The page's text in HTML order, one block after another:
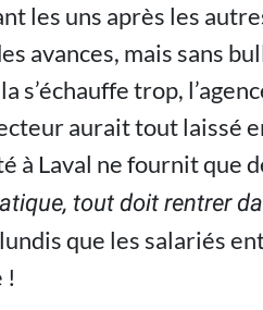
les uns après les
avances, mais sans
s’échauffe trop,
aurait tout laissé
à Laval ne fournit que
tout doit rentrer
que les salariés
!